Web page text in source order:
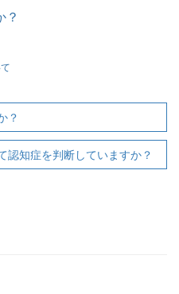
？
？
認知症を判断していますか？